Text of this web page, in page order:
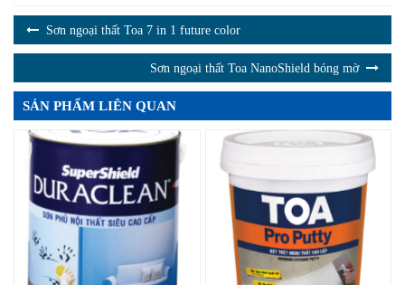
Sơn ngoại thất Toa 7 in 1 future color
Sơn ngoại thất Toa NanoShield bóng mờ
SẢN PHẨM LIÊN QUAN